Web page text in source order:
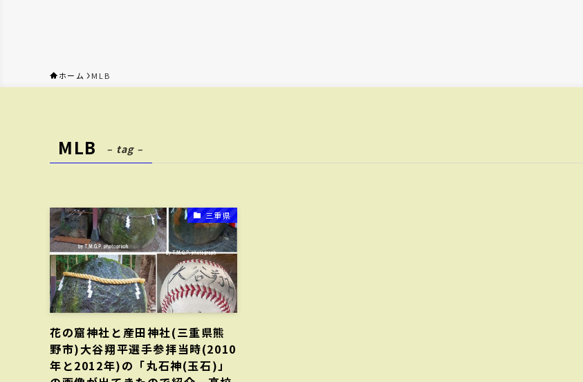
ホーム MLB
MLB – tag –
三重県
花の窟神社と産田神社(三重県熊
野市)大谷翔平選手参拝当時(2010
年と2012年)の「丸石神(玉石)」